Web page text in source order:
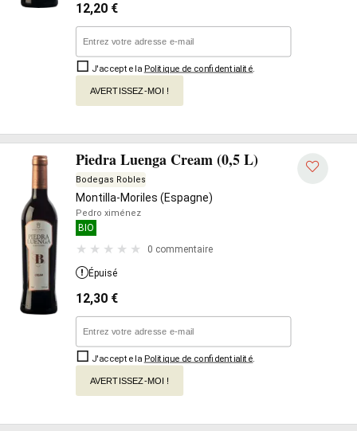
12,20 €
J'accepte la Politique de confidentialité
AVERTISSEZ-MOI !
Piedra Luenga Cream (0,5 L)
Bodegas Robles
Montilla-Moriles (Espagne)
Pedro ximénez
BIO
0 commentaire
Épuisé
12,30 €
J'accepte la Politique de confidentialité
AVERTISSEZ-MOI !